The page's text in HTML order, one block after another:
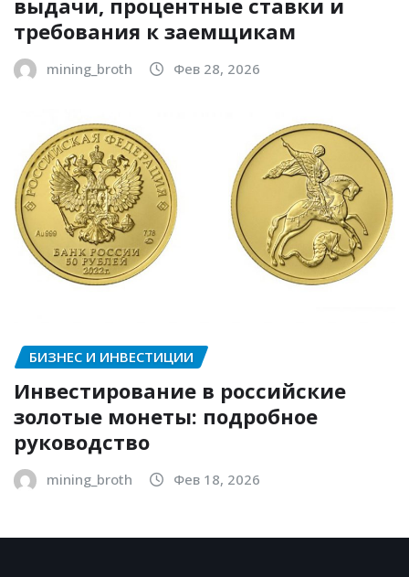
требования к заемщикам
mining_broth Фев 28, 2026
БИЗНЕС И ИНВЕСТИЦИИ
Инвестирование в российские
золотые монеты: подробное
руководство
mining_broth Фев 18, 2026